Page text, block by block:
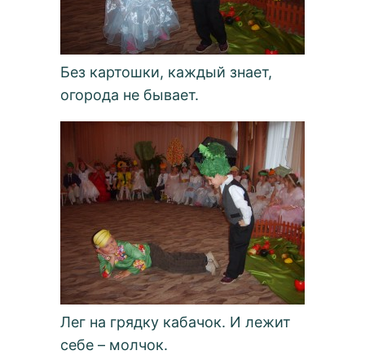
Без картошки, каждый знает,
огорода не бывает.
Лег на грядку кабачок. И лежит
себе – молчок.